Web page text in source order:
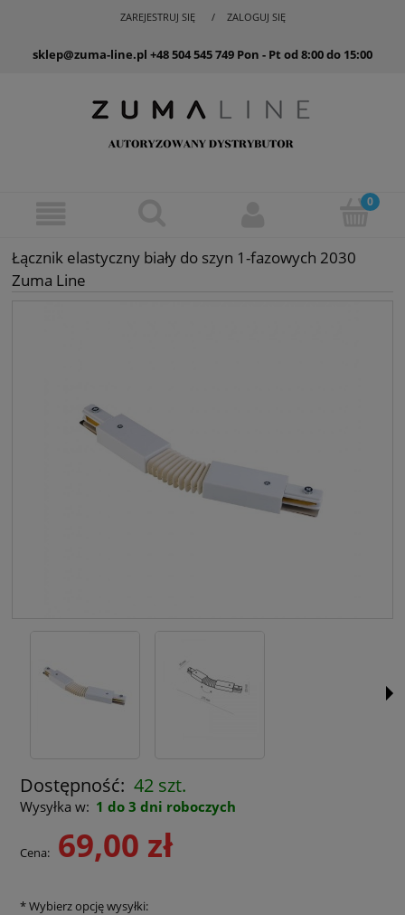
ZAREJESTRUJ SIĘ ZALOGUJ SIĘ
sklep@zuma-line.pl +48 504 545 749 Pon - Pt od 8:00 do 15:00
Łącznik elastyczny biały do szyn 1-fazowych 2030
Zuma Line
Dostępność: 42 szt.
Wysyłka w: 1 do 3 dni roboczych
Cena: 69,00 zł
*Wybierz opcję wysyłki: